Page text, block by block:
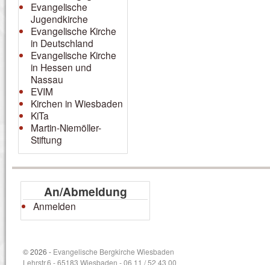
Evangelische
Jugendkirche
Evangelische Kirche
in Deutschland
Evangelische Kirche
in Hessen und
Nassau
EVIM
Kirchen in Wiesbaden
KiTa
Martin-Niemöller-
Stiftung
An/Abmeldung
Anmelden
© 2026 - Evangelische Bergkirche Wiesbaden
Lehrstr.6 - 65183 Wiesbaden - 06 11 / 52 43 00